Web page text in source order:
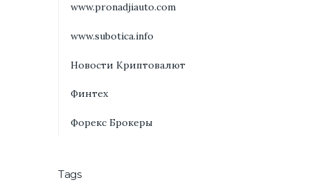
www.pronadjiauto.com
www.subotica.info
Новости Криптовалют
Финтех
Форекс Брокеры
Tags